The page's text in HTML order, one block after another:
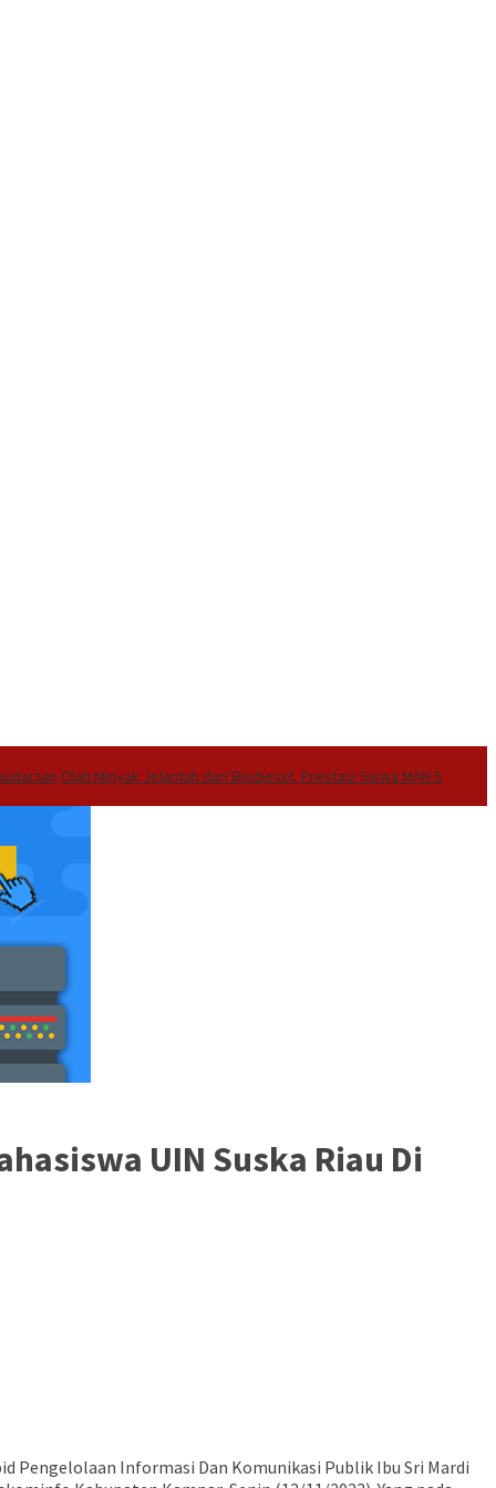
Olah Minyak Jelantah dari Biodiesel, Prestasi Siswa MAN 5
UIN Suska Riau Di
Pengelolaan Informasi Dan Komunikasi Publik Ibu Sri Mardi